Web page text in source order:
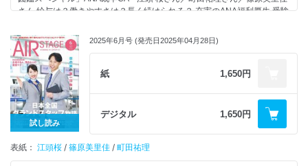
77 読者プレゼント
78 CAになるための教科書
80 空の現場で働こう！ 注目求人PICK UP
81 Readers’ With（読者のお便りページ）
81 よりぬきNOKOの笑う受験者
笑う受験者 AD 外資系CA Tokoのチャットルーム CA＆グランドスタッフ
さん 給与は？働きやすさは？長く続けられる？ 充実のANA福利厚生 受験
める既卒受験者の質問に 採用担当者丹下さんがズバリ答えます JAL＆
ANA新卒CA面接直前！ 今からでもできる合格法／＜Part1＞元JAL CA竹
房純子さんが面接官の視点で解説 JAL＆ANA面接を突破するには ＜
Part2＞匿名だからこそ語れる JAL＆ANA合格者本音の面接レポート ＜
Part3＞これだけはおさえておきたい！ 面接直前の仕上げコンテンツ10
面接当日のピンチ！ こんなときどうする？ What’s NEWS／July 2025
【特集】大手2社以外でCAになるという選択肢「魅力満載の国内エアライ
ンを知ろう」 （スカイマーク）ピンチを切り抜けてきたチームワークで
顧客満足度3年連続日本一を達成 （AIRDO）大好きだから、その魅力を伝
えたい北海道にこだわり続けるエアライン （ソラシドエア）九州・沖縄
は人も風土も温かい そんな大地に空から「笑顔の種をまく。」 （スター
試し読み
2025年6月号 (発売日2025年04月28日)
紙 1,650円
デジタル 1,650円
表紙： 江頭桜 / 篠原美里佳 / 町田祐理